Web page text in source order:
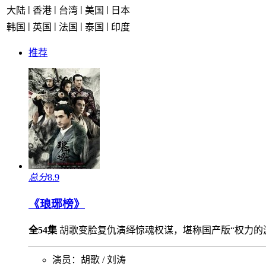
大陆 | 香港 | 台湾 | 美国 | 日本
韩国 | 英国 | 法国 | 泰国 | 印度
推荐
总分8.9
《琅琊榜》
全54集 胡歌变脸复仇演绎惊魂权谋，堪称国产版“权力的
演员： 胡歌 / 刘涛